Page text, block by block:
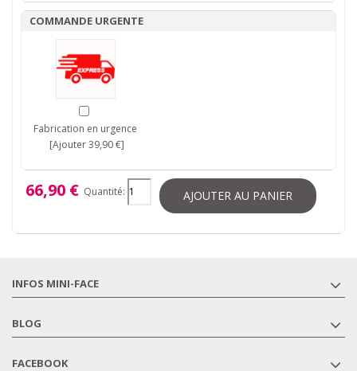
COMMANDE URGENTE
Fabrication en urgence
[Ajouter 39,90 €]
66,90 € Quantité: AJOUTER AU PANIER
INFOS MINI-FACE
BLOG
FACEBOOK